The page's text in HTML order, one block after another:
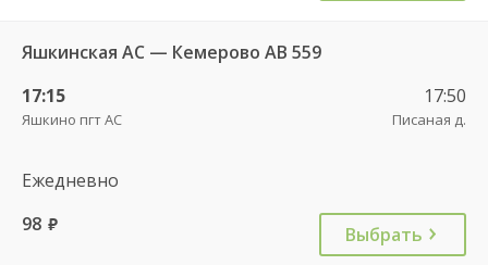
Яшкинская АС — Кемерово АВ 559
17:15
Яшкино пгт АС
17:50
Писаная д.
Ежедневно
98 руб. Выбрать